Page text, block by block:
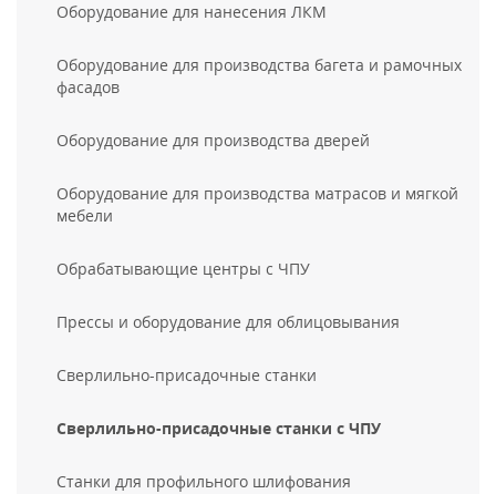
Оборудование для нанесения ЛКМ
Оборудование для производства багета и рамочных
фасадов
Оборудование для производства дверей
Оборудование для производства матрасов и мягкой
мебели
Обрабатывающие центры с ЧПУ
Прессы и оборудование для облицовывания
Сверлильно-присадочные станки
Сверлильно-присадочные станки с ЧПУ
Станки для профильного шлифования